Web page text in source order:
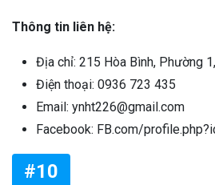
Thông tin liên hệ:
Địa chỉ: 215 Hòa Bình, Phường
Điện thoại: 0936 723 435
Email: ynht226@gmail.com
Facebook: FB.com/
#10